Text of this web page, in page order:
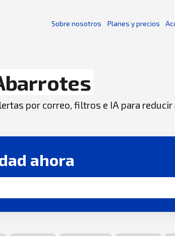
Sobre nosotros Planes y precios
por correo, filtros e IA para
ahora